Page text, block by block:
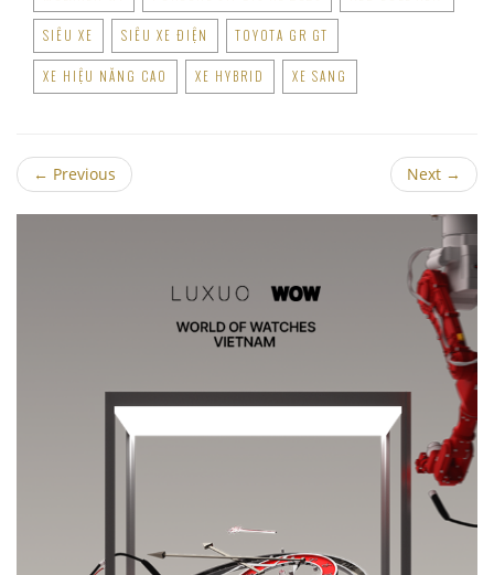
SIÊU XE SIÊU XE ĐIỆN TOYOTA GR GT
XE HIỆU NĂNG CAO XE HYBRID XE SANG
← Previous Next →